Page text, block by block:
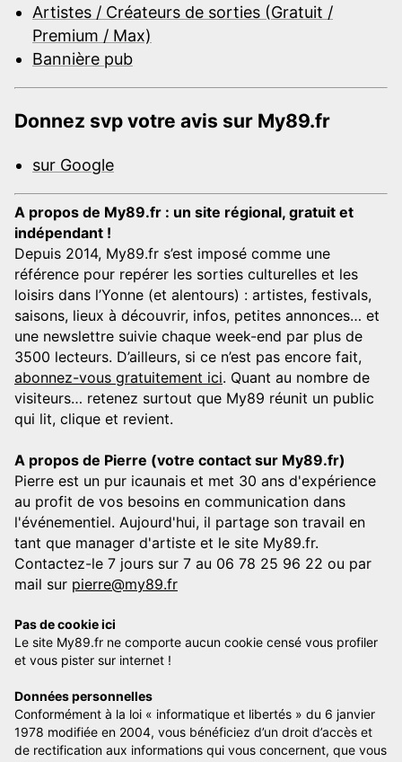
Artistes / Créateurs de sorties (Gratuit /
Premium / Max)
Bannière pub
Donnez svp votre avis sur My89.fr
sur Google
A propos de My89.fr : un site régional, gratuit et
indépendant !
Depuis 2014, My89.fr s’est imposé comme une
référence pour repérer les sorties culturelles et les
loisirs dans l’Yonne (et alentours) : artistes, festivals,
saisons, lieux à découvrir, infos, petites annonces… et
une newslettre suivie chaque week-end par plus de
3500 lecteurs. D’ailleurs, si ce n’est pas encore fait,
abonnez-vous gratuitement ici. Quant au nombre de
visiteurs… retenez surtout que My89 réunit un public
qui lit, clique et revient.
A propos de Pierre (votre contact sur My89.fr)
Pierre est un pur icaunais et met 30 ans d'expérience
au profit de vos besoins en communication dans
l'événementiel. Aujourd'hui, il partage son travail en
tant que manager d'artiste et le site My89.fr.
Contactez-le 7 jours sur 7 au 06 78 25 96 22 ou par
mail sur pierre@my89.fr
Pas de cookie ici
Le site My89.fr ne comporte aucun cookie censé vous profiler
et vous pister sur internet !
Données personnelles
Conformément à la loi « informatique et libertés » du 6 janvier
1978 modifiée en 2004, vous bénéficiez d’un droit d’accès et
de rectification aux informations qui vous concernent, que vous